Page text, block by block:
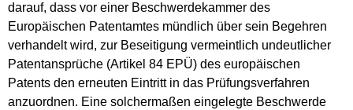
darauf, dass vor einer Beschwerdekammer des
Europäischen Patentamtes mündlich über sein Begehren
verhandelt wird, zur Beseitigung vermeintlich undeutlicher
Patentansprüche (Artikel 84 EPÜ) des europäischen
Patents den erneuten Eintritt in das Prüfungsverfahren
anzuordnen. Eine solchermaßen eingelegte Beschwerde